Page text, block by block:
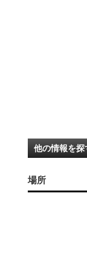
他の情報を探
場所